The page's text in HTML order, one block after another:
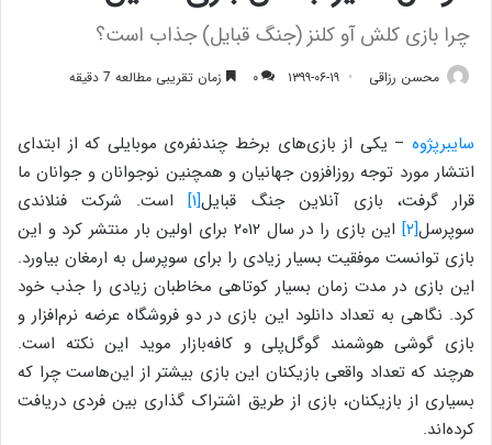
چرا بازی کلش آو کلنز (جنگ قبایل) جذاب است؟
محسن رزاقی ۱۳۹۹-۰۶-۱۹ ۰ زمان تقریبی مطالعه 7 دقیقه
سایبرپژوه – یکی از بازی‌های برخط چندنفره‌ی موبایلی که از ابتدای
انتشار مورد توجه روزافزون جهانیان و همچنین نوجوانان و جوانان ما
قرار گرفت، بازی آنلاین جنگ قبایل[۱] است. شرکت فنلاندی
سوپرسل[۲]
این بازی را در سال ۲۰۱۲ برای اولین بار منتشر کرد و این
بازی توانست موفقیت بسیار زیادی را برای سوپرسل به ارمغان بیاورد.
این بازی در مدت زمان بسیار کوتاهی مخاطبان زیادی را جذب خود
کرد. نگاهی به تعداد دانلود این بازی در دو فروشگاه عرضه نرم‌افزار و
بازی گوشی هوشمند گوگل‌پلی و کافه‌بازار موید این نکته است.
هرچند که تعداد واقعی بازیکنان این بازی بیشتر از این‌هاست چرا که
بسیاری از بازیکنان، بازی از طریق اشتراک گذاری بین فردی دریافت
کرده‌اند.